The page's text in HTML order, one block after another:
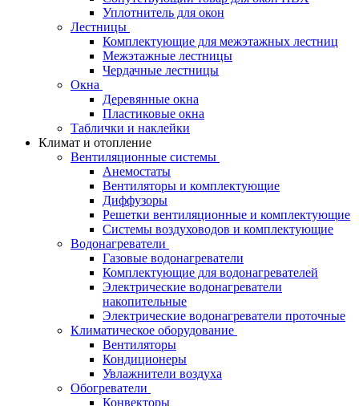
Уплотнитель для окон
Лестницы
Комплектующие для межэтажных лестниц
Межэтажные лестницы
Чердачные лестницы
Окна
Деревянные окна
Пластиковые окна
Таблички и наклейки
Климат и отопление
Вентиляционные системы
Анемостаты
Вентиляторы и комплектующие
Диффузоры
Решетки вентиляционные и комплектующие
Системы воздуховодов и комплектующие
Водонагреватели
Газовые водонагреватели
Комплектующие для водонагревателей
Электрические водонагреватели
накопительные
Электрические водонагреватели проточные
Климатическое оборудование
Вентиляторы
Кондиционеры
Увлажнители воздуха
Обогреватели
Конвекторы